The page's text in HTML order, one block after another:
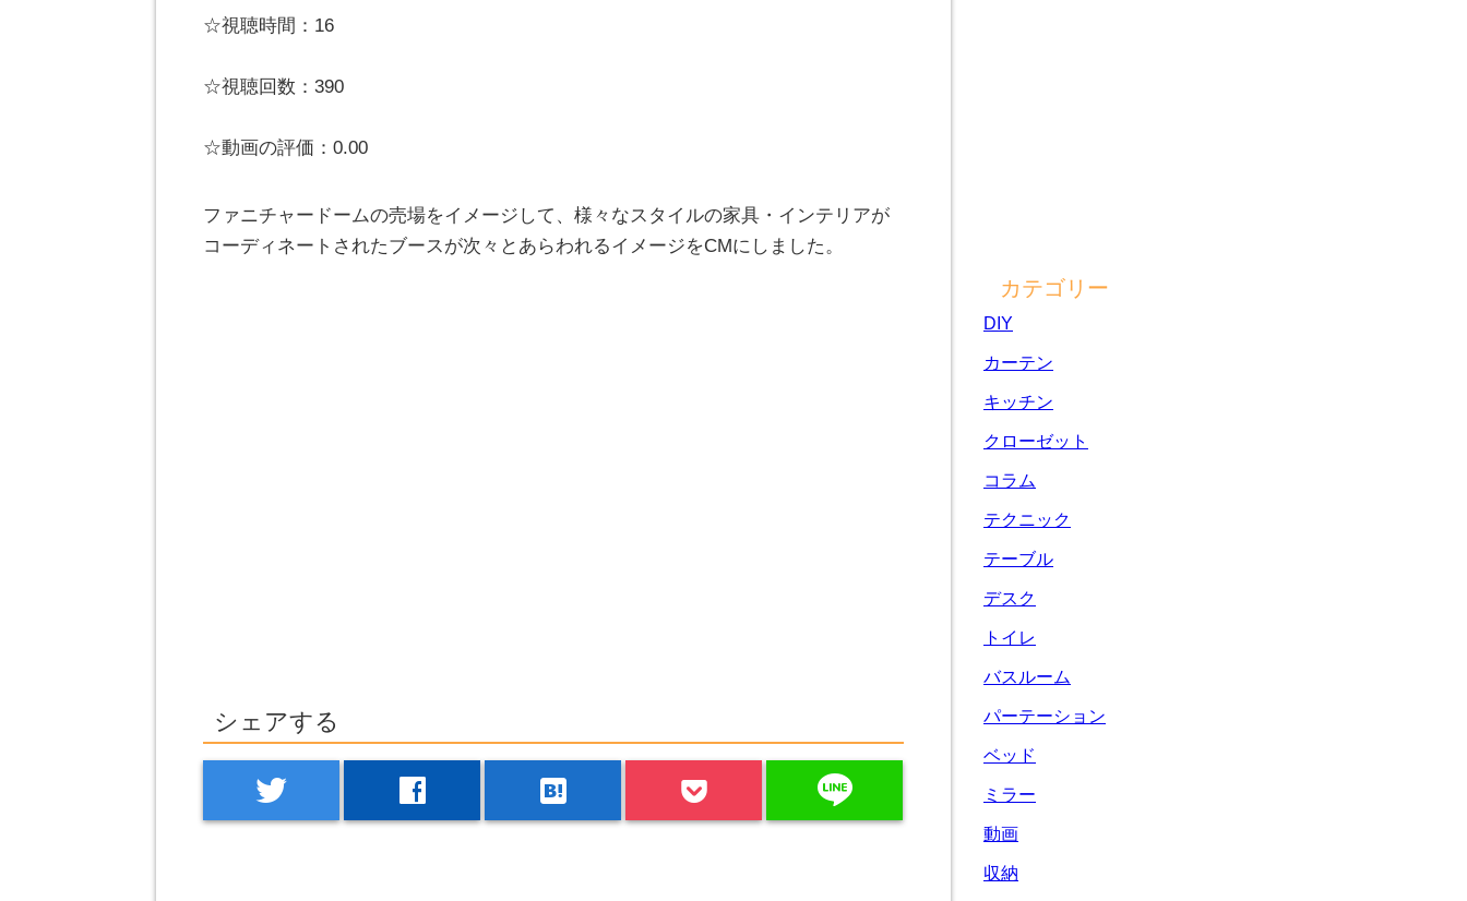
☆視聴時間：16
☆視聴回数：390
☆動画の評価：0.00
ファニチャードームの売場をイメージして、様々なスタイルの家具・インテリアが
コーディネートされたブースが次々とあらわれるイメージをCMにしました。
シェアする
twitter facebook hatenabookmark line
カテゴリー
DIY
カーテン
キッチン
クローゼット
コラム
テクニック
テーブル
デスク
トイレ
バスルーム
パーテーション
ベッド
ミラー
動画
収納